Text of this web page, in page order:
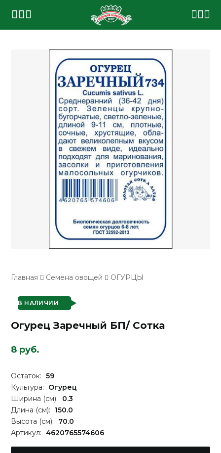
Главная Семена овощей ОГУРЦЫ
В НАЛИЧИИ
Огурец Заречный БП/ Сотка
8 руб.
Остаток: 59
Культура:
Огурец
Ширина (см):
0.3
Длина (см):
150.0
Высота (см):
70.0
Артикул: 4620765574606